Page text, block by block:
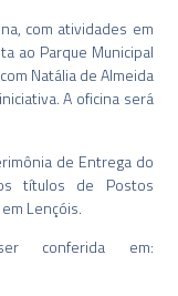
com atividades em
ao Parque Municipal
Natália de Almeida
A oficina será
de Entrega do
títulos de Postos
Lençóis.
conferida em: